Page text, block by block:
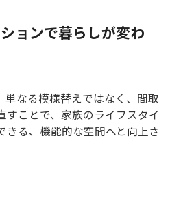
ョンで暮らしが変わ
単なる模様替えではなく、間取
すことで、家族のライフスタイ
きる、機能的な空間へと向上さ